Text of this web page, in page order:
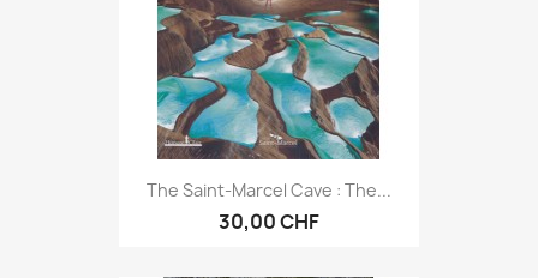
The Saint-Marcel Cave : The...
30,00 CHF